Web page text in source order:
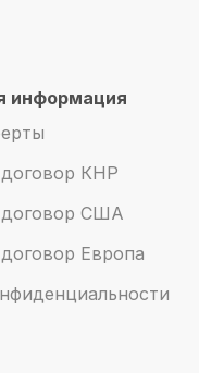
информация
КНР
США
Европа